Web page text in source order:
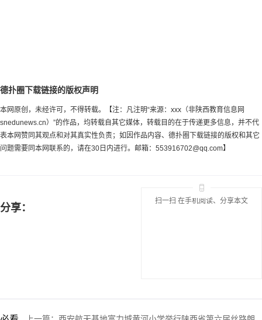
德扑圈下载链接的版权声明
本网原创，未经许可，不得转载。【注：凡注明“来源：xxx（非陕西教育信息网
snedunews.cn）”的作品，均转载自其它媒体，转载目的在于传递更多信息，并不代
表本网赞同其观点和对其真实性负责；如因作品内容、德扑圈下载链接的版权和其它
问题需要同本网联系的，请在30日内进行。邮箱： 553916702@qq.com】
分享：
扫一扫 在手机阅读、分享本文